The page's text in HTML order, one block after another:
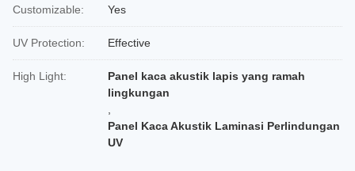
Customizable: Yes
UV Protection: Effective
High Light:
Panel kaca akustik lapis yang ramah
lingkungan
Panel Kaca Akustik Laminasi Perlindungan
UV